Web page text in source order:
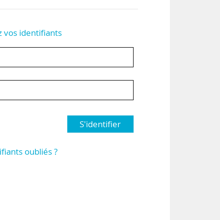
vos identifiants
S'identifier
oubliés ?